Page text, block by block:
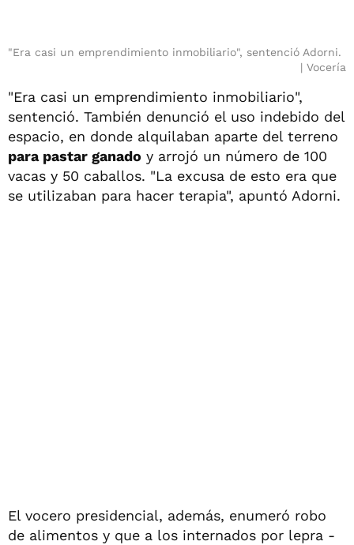
"Era casi un emprendimiento inmobiliario", sentenció Adorni.
Vocería
"Era casi un emprendimiento inmobiliario",
sentenció. También denunció el uso indebido del
espacio, en donde alquilaban aparte del terreno
para pastar ganado y arrojó un número de 100
vacas y 50 caballos. "La excusa de esto era que
se utilizaban para hacer terapia", apuntó Adorni.
El vocero presidencial, además, enumeró robo
de alimentos y que a los internados por lepra -